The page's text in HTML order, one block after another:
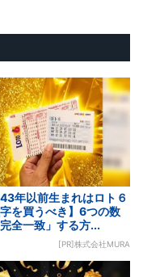
43年以前生まれはロト６
を買うべき】6つの数
全一致」する方...
[PR]株式会社MURA